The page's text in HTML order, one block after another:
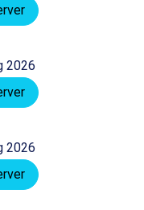
2026
2026